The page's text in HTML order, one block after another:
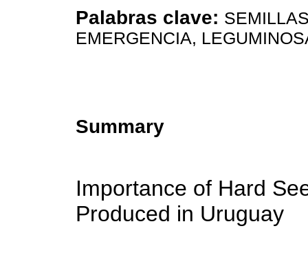
Palabras clave:
EMERGENCIA,
Summary
Importance of Hard
Produced in Uruguay